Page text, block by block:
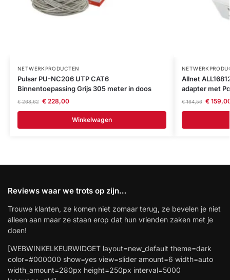
NETWERKPRODUCTEN
Pulsar PU-NC206 UTP CAT6
Binnentoepassing Grijs 305 meter in doos
€268,62 €228,00
Winkelwagen
Allnet
adapter met
€164,56 €
Reviews waar we trots op zijn…
Trouwe klanten, ze komen niet zomaar terug, ze bevelen je niet
alleen aan maar ze staan erop dat hun vrienden zaken met je
doen!
[WEBWINKELKEURWIDGET layout=new_default theme=dark
color=#000000 show=yes view=slider amount=6 width=auto
width_amount=280px height=250px interval=5000